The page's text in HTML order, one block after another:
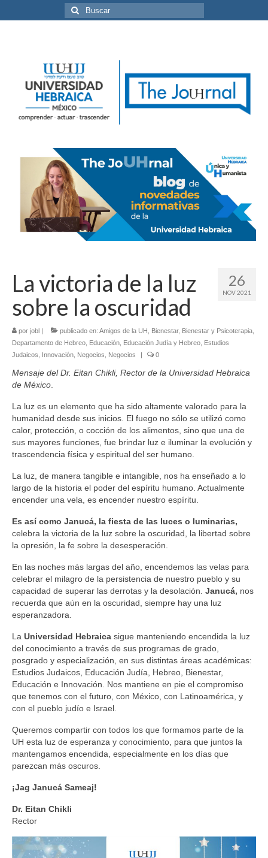
Buscar
por:
26
NOV 2021
La victoria de la luz
sobre la oscuridad
por jobl | publicado en: Amigos de la UH Bienestar, Bienestar y Psicoterapia
Departamento de Hebreo Educación Educación Judía y Hebreo Estudios
Judaicos
Innovación Negocios Negocios | 0
Mensaje del Dr. Eitan Chikli, Rector de la Universidad Hebraica
de México
La luz es un elemento que ha sido altamente valorado para la
humanidad desde sus inicios. El fuego no sólo se utilizó como
calor, protección, o cocción de los alimentos, sino que una de
sus mayores funciones, fue brindar luz e iluminar la evolución y
trascendencia física y espiritual del ser humano.
La luz, de manera tangible e intangible, nos ha enseñado a lo
largo de la historia el poder del espíritu humano. Actualmente
encender una vela, es encender nuestro espíritu.
Es así como Janucá, la fiesta de las luces o luminarias,
celebra la victoria de la luz sobre la oscuridad, la libertad sobre
la opresión, la fe sobre la desesperación.
En las noches más largas del año, encendemos las velas para
celebrar el milagro de la persistencia de nuestro pueblo y su
capacidad de superar las derrotas y la desolación. Janucá, nos
recuerda que aún en la oscuridad, siempre hay una luz
esperanzadora.
La Universidad Hebraica sigue manteniendo encendida la luz
del conocimiento a través de sus programas de grado,
posgrado y especialización, en sus distintas áreas académicas:
Estudios Judaicos, Educación Judía, Hebreo, Bienestar,
Educación e Innovación. Nos mantiene en pie el compromiso
que tenemos con el futuro, con México, con Latinoamérica, y
con el pueblo judío e Israel.
Queremos compartir con todos los que formamos parte de la
UH esta luz de esperanza y conocimiento, para que juntos la
mantengamos encendida, especialmente en los días que
parezcan más oscuros.
¡Jag Janucá Sameaj!
Dr. Eitan Chikli
Rector